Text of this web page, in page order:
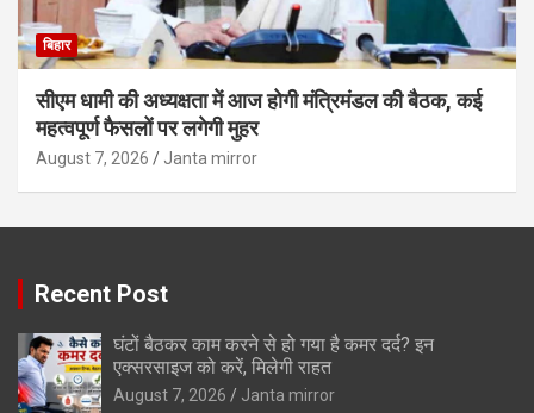
बिहार
सीएम धामी की अध्यक्षता में आज होगी मंत्रिमंडल की बैठक, कई
महत्वपूर्ण फैसलों पर लगेगी मुहर
August 7, 2026 Janta mirror
Recent Post
घंटों बैठकर काम करने से हो गया है कमर दर्द? इन
एक्सरसाइज को करें, मिलेगी राहत
August 7, 2026 Janta mirror